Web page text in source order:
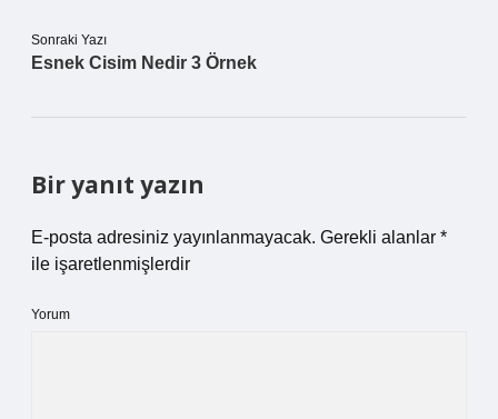
Sonraki Yazı
Esnek Cisim Nedir 3 Örnek
Bir yanıt yazın
E-posta adresiniz yayınlanmayacak. Gerekli alanlar *
ile işaretlenmişlerdir
Yorum